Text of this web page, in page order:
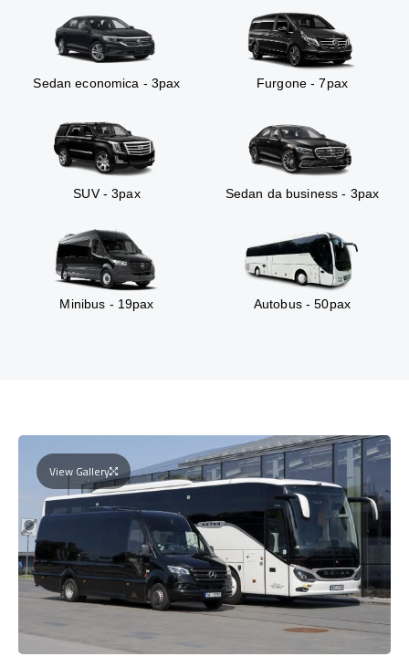
Sedan economica - 3pax Furgone - 7pax
SUV - 3pax Sedan da business - 3pax
Minibus - 19pax Autobus - 50pax
View Gallery